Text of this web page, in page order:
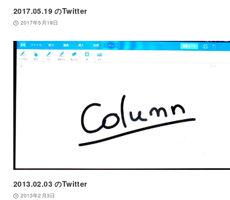
2017.05.19 のTwitter
2017年5月19日
2013.02.03 のTwitter
2013年2月3日